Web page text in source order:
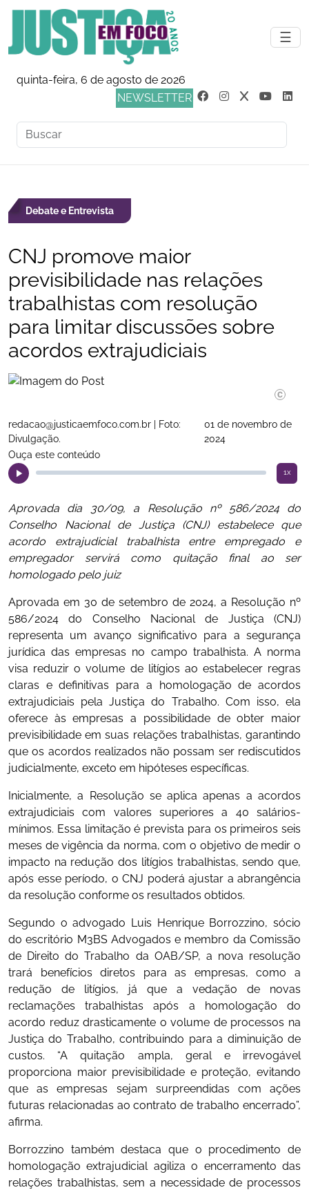
☰
quinta-feira, 6 de agosto de 2026
NEWSLETTER
Debate e Entrevista
CNJ promove maior
previsibilidade nas relações
trabalhistas com resolução
para limitar discussões sobre
acordos extrajudiciais
redacao@justicaemfoco.com.br | Foto:
Divulgação.
01 de novembro de
2024
Ouça este conteúdo
1x
Aprovada dia 30/09, a Resolução nº 586/2024 do
Conselho Nacional de Justiça (CNJ) estabelece que
acordo extrajudicial trabalhista entre empregado e
empregador servirá como quitação final ao ser
homologado pelo juiz
Aprovada em 30 de setembro de 2024, a Resolução nº
586/2024 do Conselho Nacional de Justiça (CNJ)
representa um avanço significativo para a segurança
jurídica das empresas no campo trabalhista. A norma
visa reduzir o volume de litígios ao estabelecer regras
claras e definitivas para a homologação de acordos
extrajudiciais pela Justiça do Trabalho. Com isso, ela
oferece às empresas a possibilidade de obter maior
previsibilidade em suas relações trabalhistas, garantindo
que os acordos realizados não possam ser rediscutidos
judicialmente, exceto em hipóteses específicas.
Inicialmente, a Resolução se aplica apenas a acordos
extrajudiciais com valores superiores a 40 salários-
mínimos. Essa limitação é prevista para os primeiros seis
meses de vigência da norma, com o objetivo de medir o
impacto na redução dos litígios trabalhistas, sendo que,
após esse período, o CNJ poderá ajustar a abrangência
da resolução conforme os resultados obtidos.
Segundo o advogado Luis Henrique Borrozzino, sócio
do escritório M3BS Advogados e membro da Comissão
de Direito do Trabalho da OAB/SP, a nova resolução
trará benefícios diretos para as empresas, como a
redução de litígios, já que a vedação de novas
reclamações trabalhistas após a homologação do
acordo reduz drasticamente o volume de processos na
Justiça do Trabalho, contribuindo para a diminuição de
custos. “A quitação ampla, geral e irrevogável
proporciona maior previsibilidade e proteção, evitando
que as empresas sejam surpreendidas com ações
futuras relacionadas ao contrato de trabalho encerrado”,
afirma.
Borrozzino também destaca que o procedimento de
homologação extrajudicial agiliza o encerramento das
relações trabalhistas, sem a necessidade de processos